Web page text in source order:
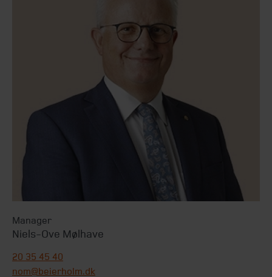
Manager
Niels-Ove Mølhave
20 35 45 40
nom@beierholm.dk